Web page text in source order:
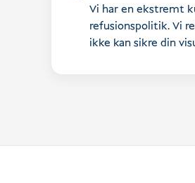
Vi har en ekstremt
refusionspolitik. Vi
ikke kan sikre din